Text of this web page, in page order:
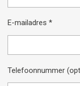
E-mailadres *
Telefoonnummer